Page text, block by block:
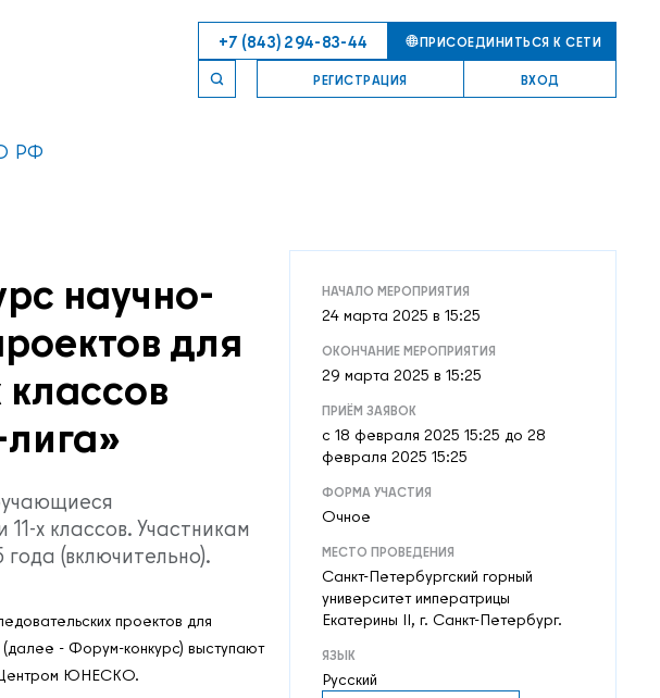
РФ
+7 (843) 294-83-44 ПРИСОЕДИНИТЬСЯ К СЕТИ
РЕГИСТРАЦИЯ ВХОД
научно-
для
х классов. Участникам
(включительно).
проектов для
- Форум-конкурс) выступают
Центром ЮНЕСКО.
НАЧАЛО МЕРОПРИЯТИЯ
24 марта 2025 в 15:25
ОКОНЧАНИЕ МЕРОПРИЯТИЯ
29 марта 2025 в 15:25
ПРИЁМ ЗАЯВОК
c 18 февраля 2025 15:25 до 28
февраля 2025 15:25
ФОРМА УЧАСТИЯ
Очное
МЕСТО ПРОВЕДЕНИЯ
Санкт-Петербургский горный
университет императрицы
Екатерины II, г. Санкт-Петербург.
ЯЗЫК
Русский